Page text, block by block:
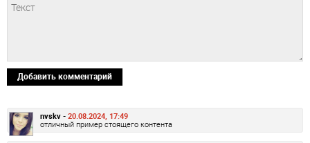
Добавить комментарий
nvskv - 20.08.2024, 17:49
отличный пример стоящего контента